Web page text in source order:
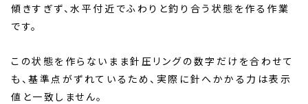
傾きすぎず、水平付近でふわりと釣り合う状態を作る作業
です。
この状態を作らないまま針圧リングの数字だけを合わせて
も、基準点がずれているため、実際に針へかかる力は表示
値と一致しません。